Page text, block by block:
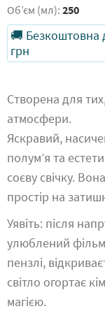
Обʼєм (мл): 250
🚚 Безкоштовна
грн
Створена для
атмосфери.
Яскравий,
полум’я та
соєву свічку.
простір на
Уявіть: після
улюблений фільм
пензлі,
світло огортає
магією.